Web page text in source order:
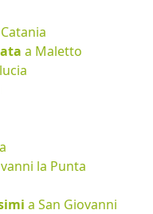
a Maletto
la Punta
a San Giovanni